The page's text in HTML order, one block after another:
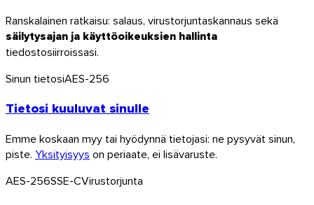
Ranskalainen ratkaisu: salaus, virustorjuntaskannaus sekä
säilytysajan ja käyttöoikeuksien hallinta
tiedostosiirroissasi.
Sinun tietosiAES-256
Tietosi kuuluvat sinulle
Emme koskaan myy tai hyödynnä tietojasi: ne pysyvät sinun,
piste. Yksityisyys on periaate, ei lisävaruste.
AES-256SSE-CVirustorjunta